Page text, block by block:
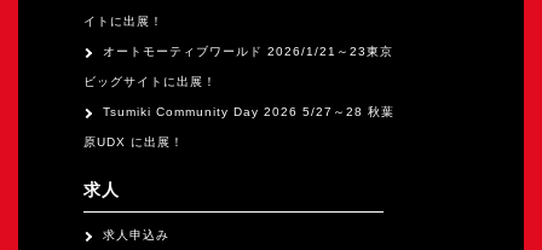
イトに出展！
オートモーティブワールド 2026/1/21～23東京
ビッグサイトに出展！
Tsumiki Community Day 2026 5/27～28 秋葉
原UDX に出展！
求人
求人申込み